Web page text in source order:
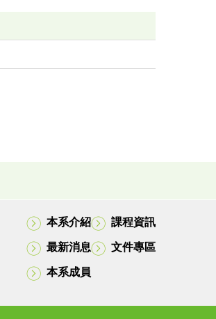
本系介紹
最新消息
本系成員
課程資訊
文件專區